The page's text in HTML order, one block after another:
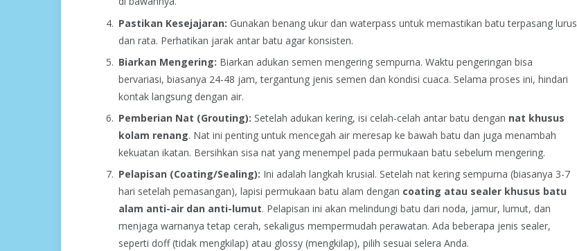
Pastikan Kesejajaran: Gunakan benang ukur dan waterpass untuk memastikan batu terpasang lurus
dan rata. Perhatikan jarak antar batu agar konsisten.
Biarkan Mengering: Biarkan adukan semen mengering sempurna. Waktu pengeringan bisa
bervariasi, biasanya 24-48 jam, tergantung jenis semen dan kondisi cuaca. Selama proses ini, hindari
kontak langsung dengan air.
Pemberian Nat (Grouting): Setelah adukan kering, isi celah-celah antar batu dengan nat khusus
kolam renang. Nat ini penting untuk mencegah air meresap ke bawah batu dan juga menambah
kekuatan ikatan. Bersihkan sisa nat yang menempel pada permukaan batu sebelum mengering.
Pelapisan (Coating/Sealing): Ini adalah langkah krusial. Setelah nat kering sempurna (biasanya 3-7
hari setelah pemasangan), lapisi permukaan batu alam dengan coating atau sealer khusus batu
alam anti-air dan anti-lumut. Pelapisan ini akan melindungi batu dari noda, jamur, lumut, dan
menjaga warnanya tetap cerah, sekaligus mempermudah perawatan. Ada beberapa jenis sealer,
seperti doff (tidak mengkilap) atau glossy (mengkilap), pilih sesuai selera Anda.